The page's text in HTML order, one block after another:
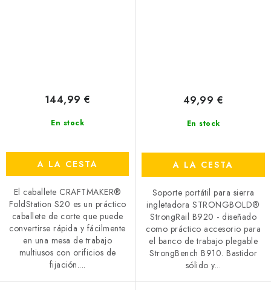
En stock
144,99 €
A LA CESTA
El caballete CRAFTMAKER®
FoldStation S20 es un práctico
caballete de corte que puede
convertirse rápida y fácilmente
en una mesa de trabajo
multiusos con orificios de
fijación....
En stock
49,99 €
A LA CESTA
Soporte portátil para sierra
ingletadora STRONGBOLD®
StrongRail B920 - diseñado
como práctico accesorio para
el banco de trabajo plegable
StrongBench B910. Bastidor
sólido y...